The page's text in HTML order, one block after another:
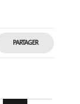
PARTAGER